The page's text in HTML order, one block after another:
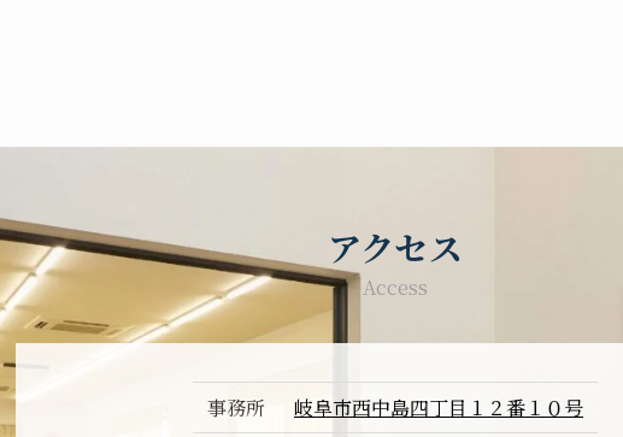
アクセス
Access
事務所 岐阜市西中島四丁目１２番１０号